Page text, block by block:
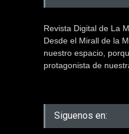
Revista Digital de La
Desde el Mirall de la
nuestro espacio,
protagonista de
Siguenos en: